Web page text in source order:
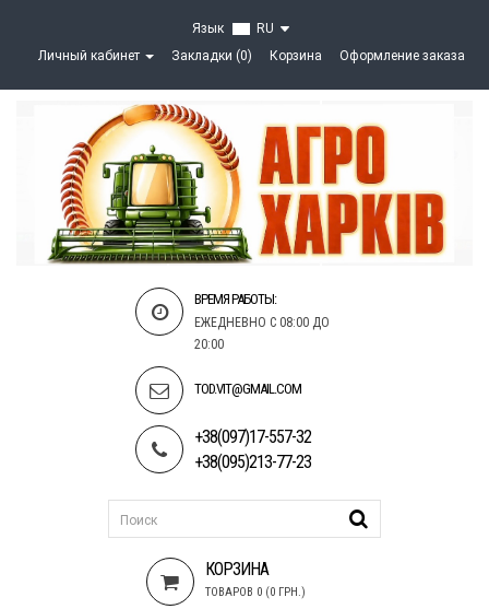
Язык
RU
Личный кабинет
Закладки (0) Корзина Оформление заказа
ВРЕМЯ РАБОТЫ:
ЕЖЕДНЕВНО С 08:00 ДО
20:00
TOD.VIT@GMAIL.COM
+38(097)17-557-32
+38(095)213-77-23
КОРЗИНА
ТОВАРОВ 0 (0 ГРН.)